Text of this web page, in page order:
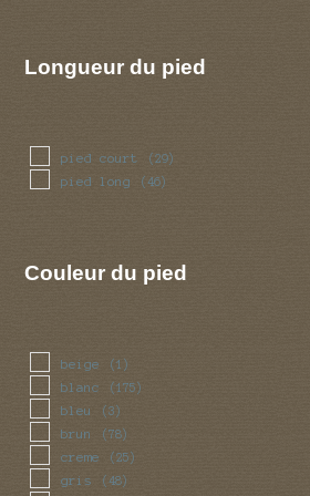
Longueur du pied
pied court (29)
pied long (46)
Couleur du pied
beige (1)
blanc (175)
bleu (3)
brun (78)
creme (25)
gris (48)